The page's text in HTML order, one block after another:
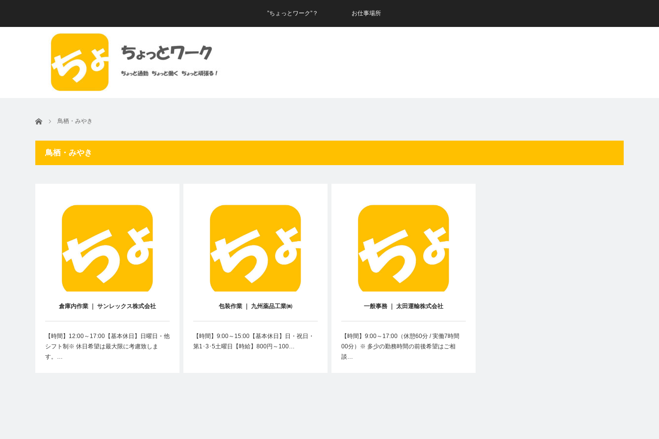
”ちょっとワーク”？ お仕事場所
ホーム 鳥栖・みやき
鳥栖・みやき
倉庫内作業 ｜ サンレックス株式会社
【時間】12:00～17:00【基本休日】日曜日・他
シフト制※ 休日希望は最大限に考慮致しま
す。…
包装作業 ｜ 九州薬品工業㈱
【時間】9:00～15:00【基本休日】日・祝日・
第1･3･5土曜日【時給】800円～100…
一般事務 ｜ 太田運輸株式会社
【時間】9:00～17:00（休憩60分 / 実働7時間
00分）※ 多少の勤務時間の前後希望はご相
談…